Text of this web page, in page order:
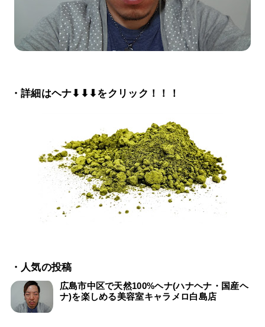
・詳細はヘナ⬇⬇⬇をクリック！！！
・人気の投稿
広島市中区で天然100%ヘナ(ハナヘナ・国産ヘ
ナ)を楽しめる美容室キャラメロ白島店